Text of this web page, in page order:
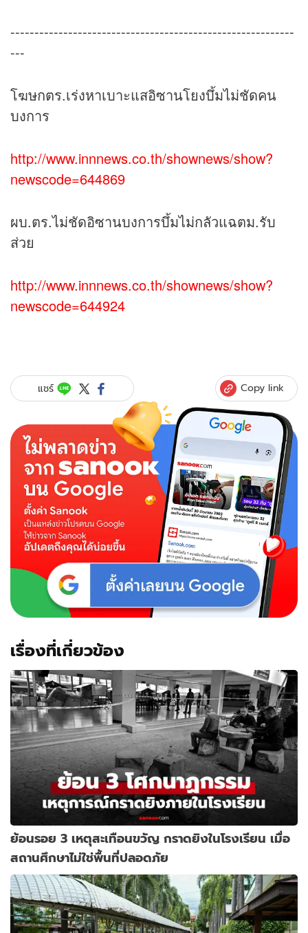
-----------------------------------------------------------
---
โฆษกตร.เร่งหาเบาะแสอิซานโยงบึ้มไม่ชัดคน
บงการ
http://www.innnews.co.th/shownews/show?
newscode=644869
ผบ.ตร.ไม่ชัดอิซานบงการบึ้มไม่กลัวแฉตม.รับ
ส่วย
http://www.innnews.co.th/shownews/show?
newscode=644924
แชร์ Copy link
เรื่องที่เกี่ยวข้อง
ย้อนรอย 3 เหตุสะเทือนขวัญ กราดยิงในโรงเรียน เมื่อ
สถานศึกษาไม่ใช่พื้นที่ปลอดภัย